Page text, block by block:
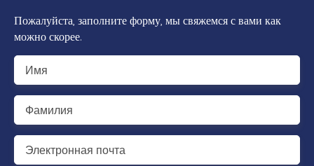
Пожалуйста, заполните форму, мы свяжемся с вами как
можно скорее.
Имя
Фамилия
Электронная почта